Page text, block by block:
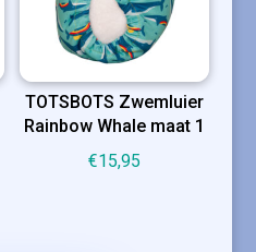
TOTSBOTS Zwemluier
Rainbow Whale maat 1
€15,95